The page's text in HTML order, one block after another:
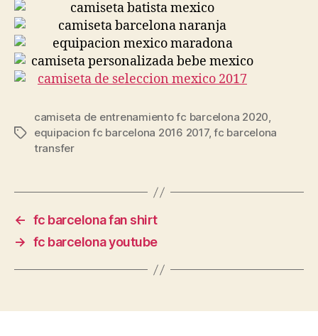
Etiquetas
camiseta de entrenamiento fc barcelona 2020,
equipacion fc barcelona 2016 2017,fc barcelona
transfer
← fc barcelona fan shirt
→ fc barcelona youtube